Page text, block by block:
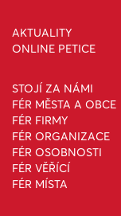
AKTUALITY
ONLINE PETICE
STOJÍ ZA NÁMI
FÉR MĚSTA A OBCE
FÉR FIRMY
FÉR ORGANIZACE
FÉR OSOBNOSTI
FÉR VĚŘÍCÍ
FÉR MÍSTA